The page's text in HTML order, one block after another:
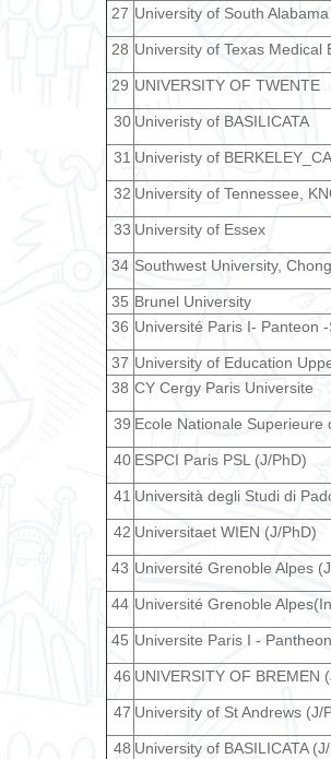
27 University of South Alabama
28 University of Texas Medical
29 UNIVERSITY OF TWENTE
30 Univeristy of BASILICATA
31 Univeristy of
32 University of Tennessee,
33 University of Essex
34 Southwest University,
35 Brunel University
36 Université Paris I- Panteon
37 University of Education
38 CY Cergy Paris Universite
39 Ecole Nationale Superieure
40 ESPCI Paris PSL (J/PhD)
41 Università degli Studi di
42 Universitaet WIEN (J/PhD)
43 Université Grenoble Alpes
44 Université Grenoble
45 Universite Paris I -
46 UNIVERSITY OF BREMEN
47 University of St Andrews (J/
48 University of BASILICATA